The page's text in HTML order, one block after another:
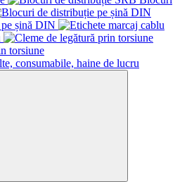
șină DIN
torsiune
consumabile, haine de lucru